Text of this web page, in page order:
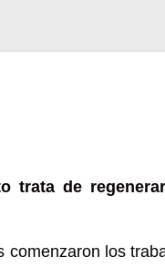
trata de
los